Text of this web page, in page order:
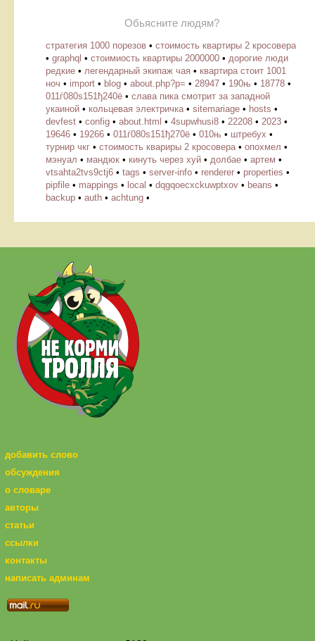
Обьясните людям?
стратегия 1000 порезов • стоимость квартиры 2 кросовера
• graphql • стоимиость квартиры 2000000 • дорогие люди
редкие • легендарный экипаж чая • квартира стоит 1001
ноч • import • blog • about.php?p= • 28947 • 190њ • 18778 •
011ѓ080ѕ151ђ240ё • слава пика смотрит за западной
укаиной • кольцевая электричка • sitemariage • hosts •
devfest • config • about.html • 4supwhusi8 • 22208 • 2023 •
19646 • 19266 • 011ѓ080ѕ151ђ270ё • 010њ • штребух •
турнир чкг • стоимость квариры 2 кросовера • опохмел •
мэнуал • мандюк • кинуть через хуй • долбае • артем •
vtsahta2tvs9ctj6 • tags • server-info • renderer • properties •
pipfile • mappings • local • dqgqoecxckuwptxov • beans •
backup • auth • achtung •
добавить слово
обсуждения
о словаре
авторы
статьи
ссылки
контакты
написать админам